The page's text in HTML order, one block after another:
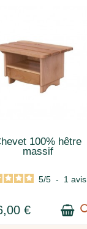
100% hêtre
massif
5/5 - 1 avis
€